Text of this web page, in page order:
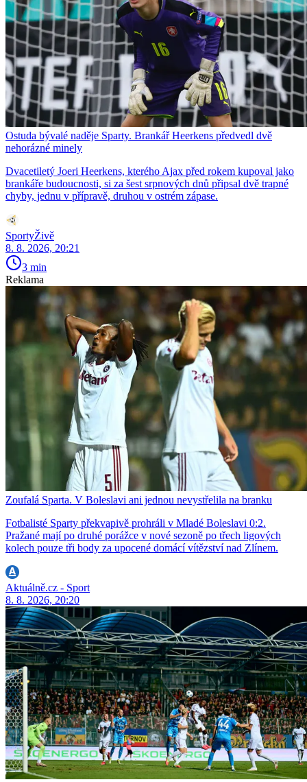
Ostuda bývalé naděje Sparty. Brankář Heerkens předvedl dvě
nehorázné minely
Dvacetiletý Joeri Heerkens, kterého Ajax před rokem kupoval jako
brankáře budoucnosti, si za šest srpnových dnů připsal dvě trapné
chyby, jednu v přípravě, druhou v ostrém zápase.
SportyŽivě
8. 8. 2026, 20:21
3 min
Reklama
Zoufalá Sparta. V Boleslavi ani jednou nevystřelila na branku
Fotbalisté Sparty překvapivě prohráli v Mladé Boleslavi 0:2.
Pražané mají po druhé porážce v nové sezoně po třech ligových
kolech pouze tři body za upocené domácí vítězství nad Zlínem.
Aktuálně.cz - Sport
8. 8. 2026, 20:20